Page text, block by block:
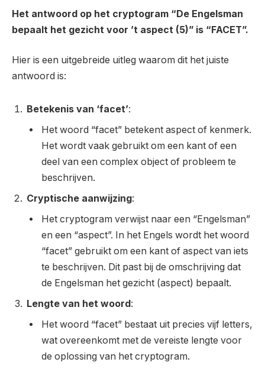
Het antwoord op het cryptogram “De Engelsman
bepaalt het gezicht voor ’t aspect (5)” is “FACET”.
Hier is een uitgebreide uitleg waarom dit het juiste
antwoord is:
Betekenis van ‘facet’:
Het woord “facet” betekent aspect of kenmerk.
Het wordt vaak gebruikt om een kant of een
deel van een complex object of probleem te
beschrijven.
Cryptische aanwijzing:
Het cryptogram verwijst naar een “Engelsman”
en een “aspect”. In het Engels wordt het woord
“facet” gebruikt om een kant of aspect van iets
te beschrijven. Dit past bij de omschrijving dat
de Engelsman het gezicht (aspect) bepaalt.
Lengte van het woord:
Het woord “facet” bestaat uit precies vijf letters,
wat overeenkomt met de vereiste lengte voor
de oplossing van het cryptogram.